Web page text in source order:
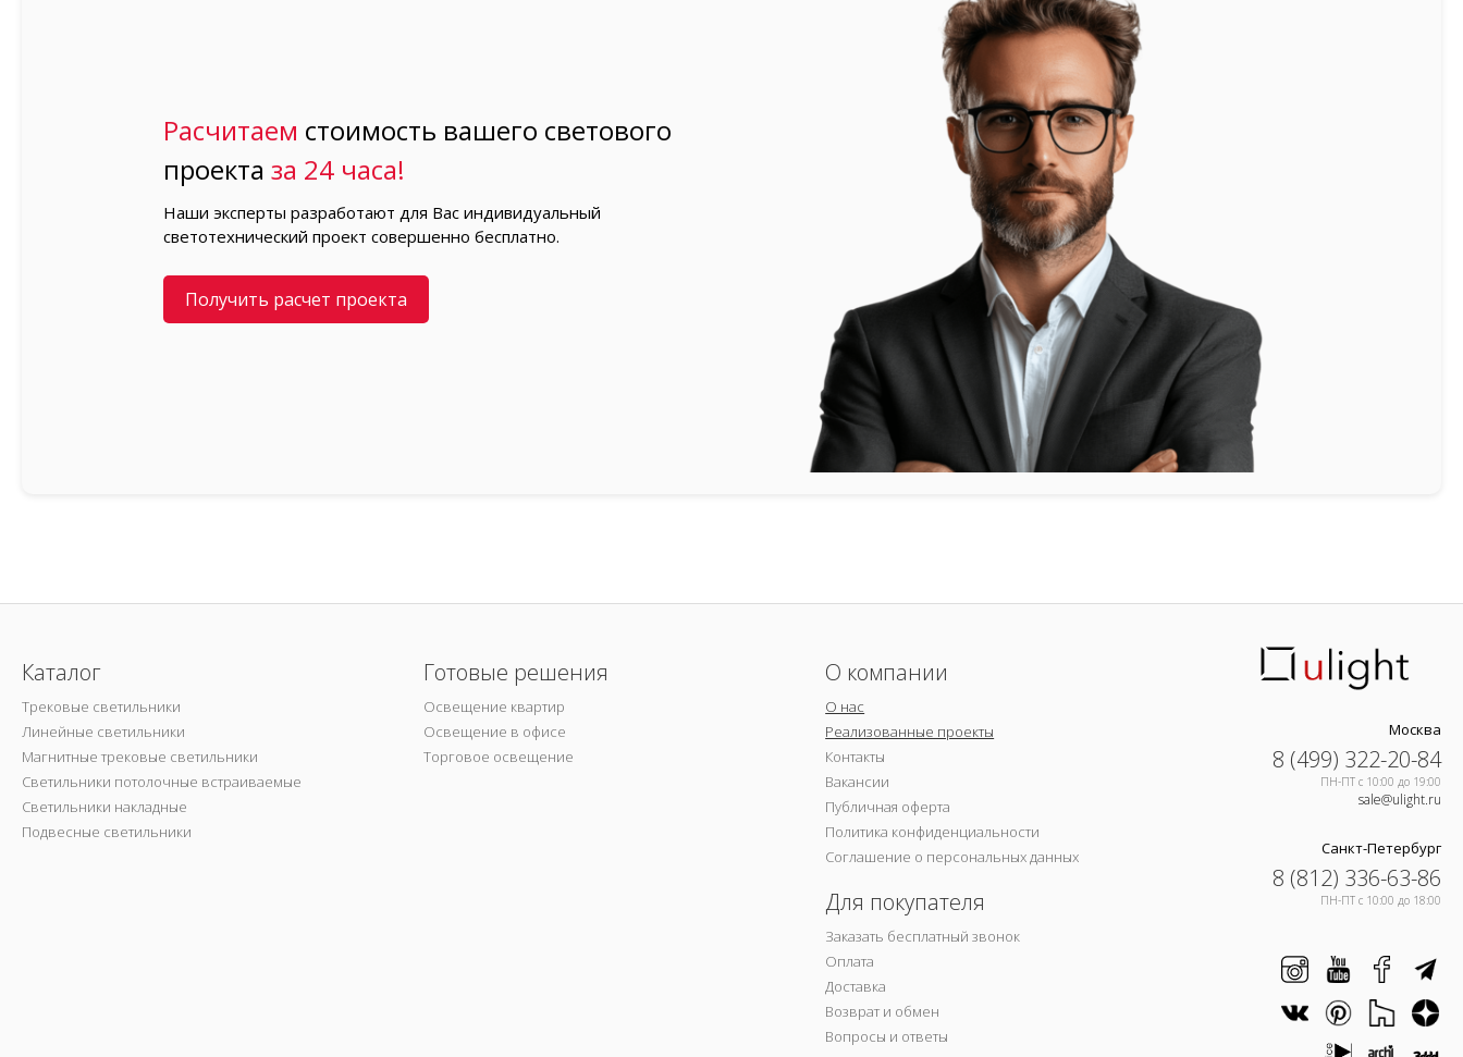
Расчитаем стоимость вашего светового
проектаза 24 часа!
Наши эксперты разработают для Вас индивидуальный
светотехнический проект совершенно бесплатно.
Получить расчет проекта
Каталог
Трековые светильники
Линейные светильники
Магнитные трековые светильники
Светильники потолочные встраиваемые
Светильники накладные
Подвесные светильники
Готовые решения
Освещение квартир
Освещение в офисе
Торговое освещение
О компании
О нас
Реализованные проекты
Контакты
Вакансии
Публичная оферта
Политика конфиденциальности
Соглашение о персональных данных
Для покупателя
Заказать бесплатный звонок
Оплата
Доставка
Возврат и обмен
Вопросы и ответы
Москва
8 (499) 322-20-84
ПН-ПТ c 10:00 до 19:00
sale@ulight.ru
Санкт-Петербург
8 (812) 336-63-86
ПН-ПТ c 10:00 до 18:00